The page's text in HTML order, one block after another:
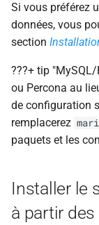
i
o
n
e
l
r
e
and Client
Starting the
Database
Securing the
Database
Creating the
database
Si vous préférez
données, vous
section
???+ tip
ou Percona au
de configuration
remplacerez
paquets et les
Installer le
à partir